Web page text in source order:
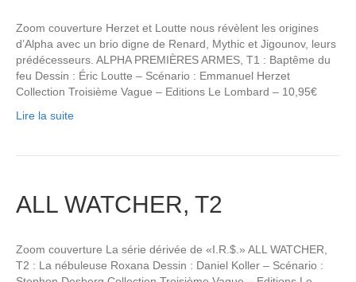
Zoom couverture Herzet et Loutte nous révèlent les origines
d’Alpha avec un brio digne de Renard, Mythic et Jigounov, leurs
prédécesseurs. ALPHA PREMIÈRES ARMES, T1 : Baptême du
feu Dessin : Éric Loutte – Scénario : Emmanuel Herzet
Collection Troisième Vague – Editions Le Lombard – 10,95€
Lire la suite
ALL WATCHER, T2
Zoom couverture La série dérivée de «I.R.$.» ALL WATCHER,
T2 : La nébuleuse Roxana Dessin : Daniel Koller – Scénario :